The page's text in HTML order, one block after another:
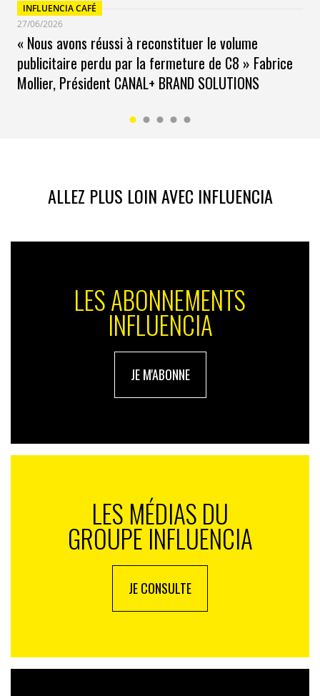
INFLUENCIA CAFÉ
27/06/2026
« Nous avons réussi à reconstituer le volume
publicitaire perdu par la fermeture de C8 » Fabrice
Mollier, Président CANAL+ BRAND SOLUTIONS
ALLEZ PLUS LOIN AVEC INFLUENCIA
LES ABONNEMENTS
INFLUENCIA
JE M'ABONNE
LES MÉDIAS DU
GROUPE INFLUENCIA
JE CONSULTE